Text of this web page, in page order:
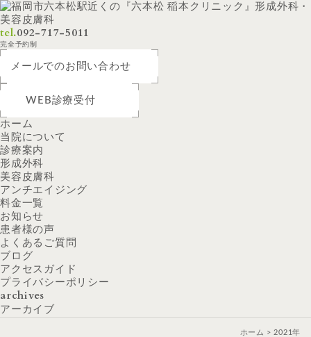
tel.092-717-5011
完全予約制
メールでのお問い合わせ
WEB診療受付
ホーム
当院について
診療案内
形成外科
美容皮膚科
アンチエイジング
料金一覧
お知らせ
患者様の声
よくあるご質問
ブログ
アクセスガイド
プライバシーポリシー
archives
アーカイブ
ホーム 2021年